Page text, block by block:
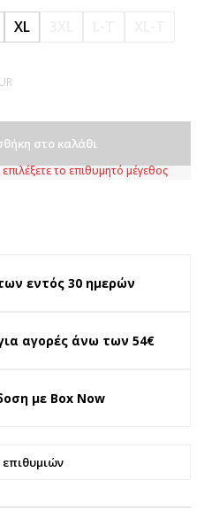
XL
στο καλάθι
το επιθυμητό μέγεθος
εντός 30 ημερών
αγορές άνω των 54€
με Box Now